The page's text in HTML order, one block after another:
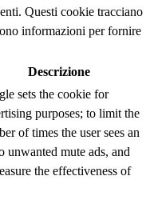
Questi cookie tracciano
informazioni per fornire
Descrizione
sets the cookie for
purposes; to limit the
of times the user sees an
unwanted mute ads, and
the effectiveness of